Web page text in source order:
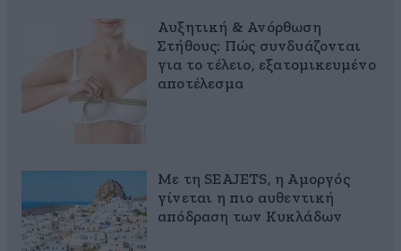
Αυξητική & Ανόρθωση
Στήθους: Πώς συνδυάζονται
για το τέλειο, εξατομικευμένο
αποτέλεσμα
Με τη SEAJETS, η Αμοργός
γίνεται η πιο αυθεντική
απόδραση των Κυκλάδων